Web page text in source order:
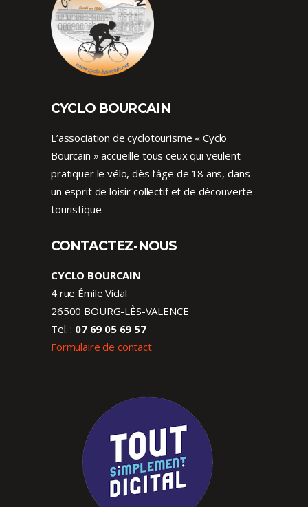
CYCLO BOURCAIN
L’association de cyclotourisme « Cyclo
Bourcain » accueille tous ceux qui veulent
pratiquer le vélo, dès l’âge de 18 ans, dans
un esprit de loisir collectif et de découverte
touristique.
CONTACTEZ-NOUS
CYCLO BOURCAIN
4 rue Émile Vidal
26500 BOURG-LÈS-VALENCE
Tel. : 07 69 05 69 57
Formulaire de contact